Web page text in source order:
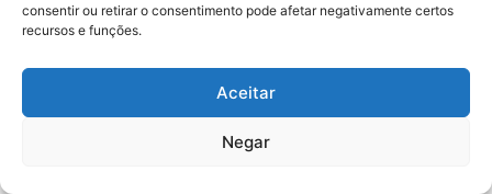
consentir ou retirar o consentimento pode afetar negativamente certos
recursos e funções.
Aceitar
Negar
Eleições 2026: procuradores e